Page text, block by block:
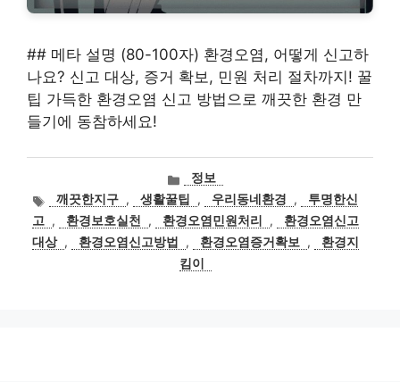
## 메타 설명 (80-100자) 환경오염, 어떻게 신고하
나요? 신고 대상, 증거 확보, 민원 처리 절차까지! 꿀
팁 가득한 환경오염 신고 방법으로 깨끗한 환경 만
들기에 동참하세요!
카
테
고
리
정보
태깨끗한지구 , 생활꿀팁 , 우리동네환경 ,
투명한신
고
, 환경보호실천 , 환경오염민원처리 ,
환경오염신고
대상 , 환경오염신고방법 , 환경오염증거확보 ,
환경지
킴이